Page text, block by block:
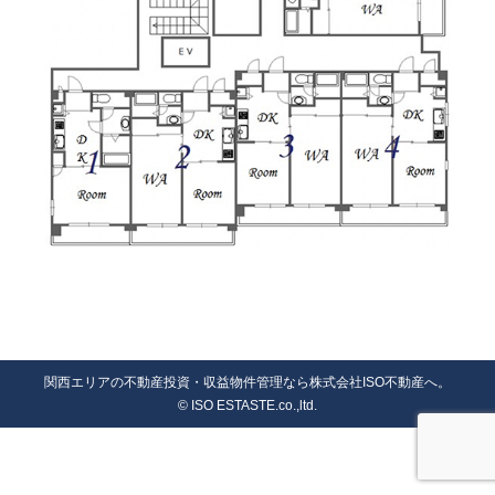
関西エリアの不動産投資・収益物件管理なら株式会社ISO不動産へ。
© ISO ESTASTE.co.,ltd.